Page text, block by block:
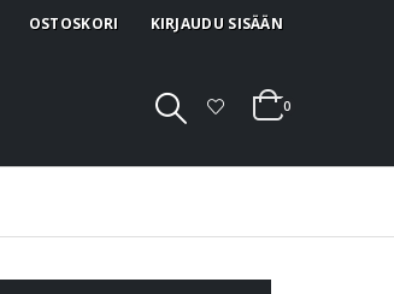
OSTOSKORI KIRJAUDU SISÄÄN
0